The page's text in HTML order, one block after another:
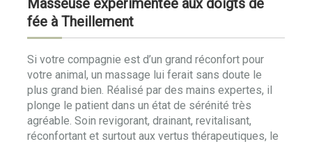
Masseuse expérimentée aux doigts de
fée à Theillement
Si votre compagnie est d’un grand réconfort pour
votre animal, un massage lui ferait sans doute le
plus grand bien. Réalisé par des mains expertes, il
plonge le patient dans un état de sérénité très
agréable. Soin revigorant, drainant, revitalisant,
réconfortant et surtout aux vertus thérapeutiques, le